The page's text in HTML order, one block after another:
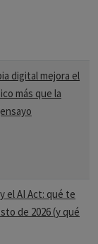
digital mejora el
más que la
el AI Act: qué te
de 2026 (y qué